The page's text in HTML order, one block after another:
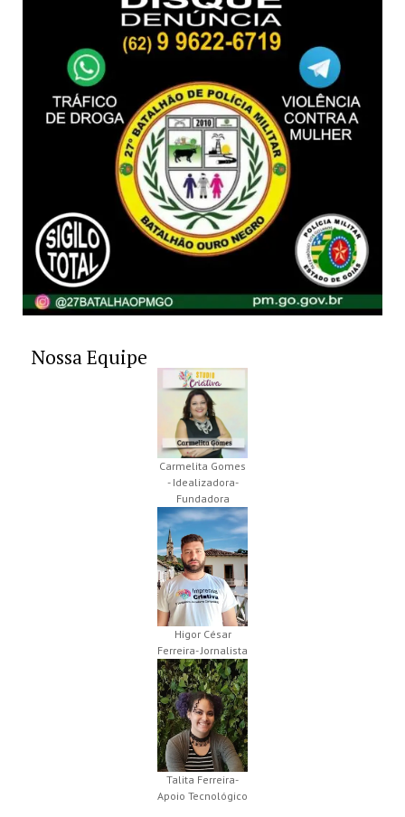
Nossa Equipe
Carmelita Gomes
- Idealizadora-
Fundadora
Higor César
Ferreira- Jornalista
Talita Ferreira-
Apoio Tecnológico